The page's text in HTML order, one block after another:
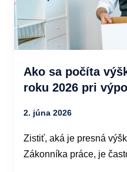
Ako sa počíta
roku 2026 pri
2. júna 2026
Zistiť, aká je presná
Zákonníka práce, je